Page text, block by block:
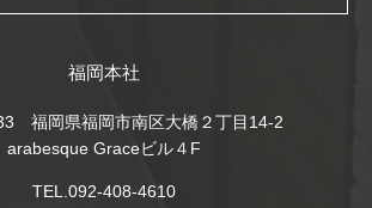
福岡本社
福岡県福岡市南区大橋２丁目14-2
arabesque Graceビル４F
TEL.092-408-4610